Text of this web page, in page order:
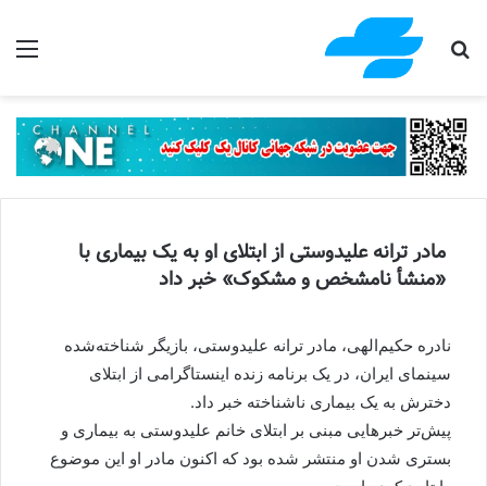
جستجو برای
مادر ترانه علیدوستی از ابتلای او به یک بیماری با
«منشأ نامشخص و مشکوک» خبر داد
نادره حکیم‌الهی، مادر ترانه علیدوستی، بازیگر شناخته‌شده
سینمای ایران، در یک برنامه زنده اینستاگرامی از ابتلای
دخترش به یک بیماری ناشناخته خبر داد.
پیش‌تر خبرهایی مبنی بر ابتلای خانم علیدوستی به بیماری و
بستری شدن او منتشر شده بود که اکنون مادر او این موضوع